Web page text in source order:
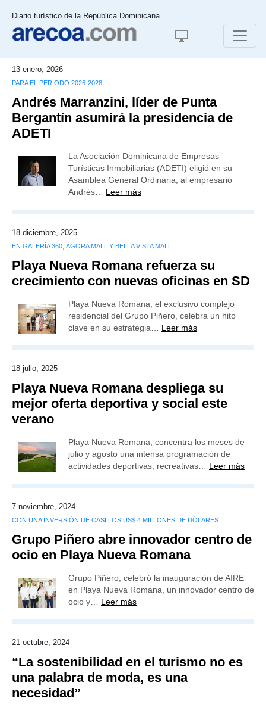
Diario turístico de la República Dominicana
13 enero, 2026
PARA EL PERÍODO 2026-2028
Andrés Marranzini, líder de Punta
Bergantín asumirá la presidencia de
ADETI
La Asociación Dominicana de Empresas
Turísticas Inmobiliarias (ADETI) eligió en su
Asamblea General Ordinaria, al empresario
Andrés… Leer más
18 diciembre, 2025
EN GALERÍA 360, ÁGORA MALL Y BELLA VISTA MALL
Playa Nueva Romana refuerza su
crecimiento con nuevas oficinas en SD
Playa Nueva Romana, el exclusivo complejo
residencial del Grupo Piñero, celebra un hito
clave en su estrategia… Leer más
18 julio, 2025
Playa Nueva Romana despliega su
mejor oferta deportiva y social este
verano
Playa Nueva Romana, concentra los meses de
julio y agosto una intensa programación de
actividades deportivas, recreativas… Leer más
7 noviembre, 2024
CON UNA INVERSIÓN DE CASI LOS US$ 4 MILLONES DE DÓLARES
Grupo Piñero abre innovador centro de
ocio en Playa Nueva Romana
Grupo Piñero, celebró la inauguración de AIRE
en Playa Nueva Romana, un innovador centro de
ocio y… Leer más
21 octubre, 2024
“La sostenibilidad en el turismo no es
una palabra de moda, es una
necesidad”